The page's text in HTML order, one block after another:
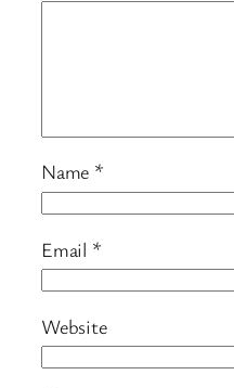
Name *
Email *
Website